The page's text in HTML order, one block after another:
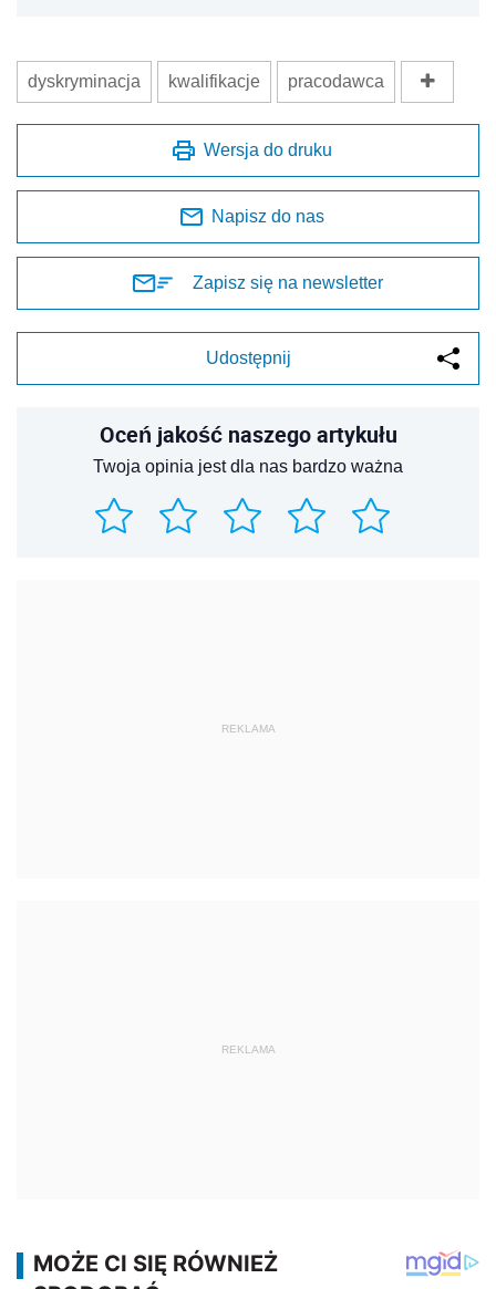
dyskryminacja kwalifikacje pracodawca
Wersja do druku
Napisz do nas
Zapisz się na newsletter
Udostępnij
Oceń jakość naszego artykułu
Twoja opinia jest dla nas bardzo ważna
REKLAMA
REKLAMA